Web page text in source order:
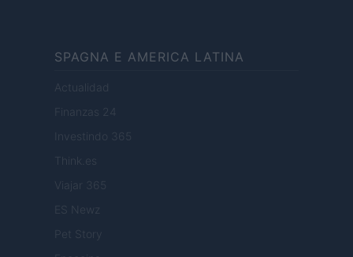
SPAGNA E AMERICA LATINA
Actualidad
Finanzas 24
Investindo 365
Think.es
Viajar 365
ES Newz
Pet Story